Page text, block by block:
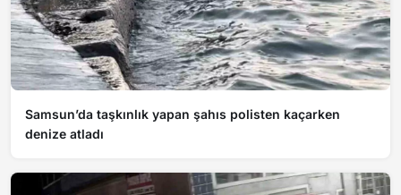
Samsun’da taşkınlık yapan şahıs polisten kaçarken
denize atladı